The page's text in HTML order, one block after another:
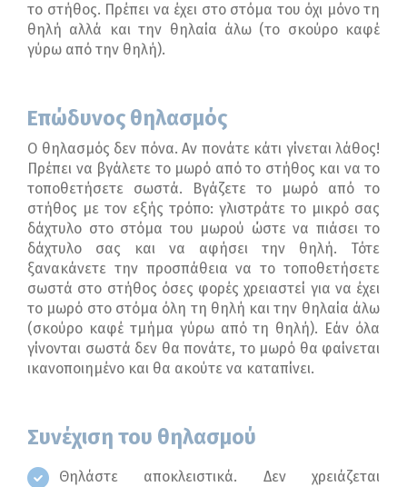
το στήθος. Πρέπει να έχει στο στόμα του όχι μόνο τη
θηλή αλλά και την θηλαία άλω (το σκούρο καφέ
γύρω από την θηλή).
Επώδυνος θηλασμός
Ο θηλασμός δεν πόνα. Αν πονάτε κάτι γίνεται λάθος!
Πρέπει να βγάλετε το μωρό από το στήθος και να το
τοποθετήσετε σωστά. Βγάζετε το μωρό από το
στήθος με τον εξής τρόπο: γλιστράτε το μικρό σας
δάχτυλο στο στόμα του μωρού ώστε να πιάσει το
δάχτυλο σας και να αφήσει την θηλή. Τότε
ξανακάνετε την προσπάθεια να το τοποθετήσετε
σωστά στο στήθος όσες φορές χρειαστεί για να έχει
το μωρό στο στόμα όλη τη θηλή και την θηλαία άλω
(σκούρο καφέ τμήμα γύρω από τη θηλή). Εάν όλα
γίνονται σωστά δεν θα πονάτε, το μωρό θα φαίνεται
ικανοποιημένο και θα ακούτε να καταπίνει.
Συνέχιση του θηλασμού
Θηλάστε αποκλειστικά. Δεν χρειάζεται